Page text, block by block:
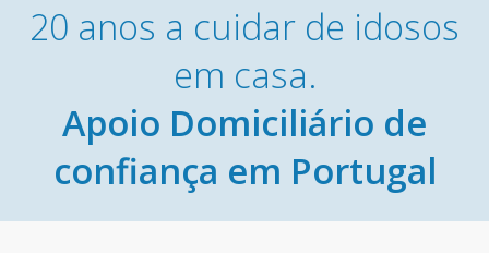
20 anos a cuidar de idosos
em casa.
Apoio Domiciliário de
confiança em Portugal